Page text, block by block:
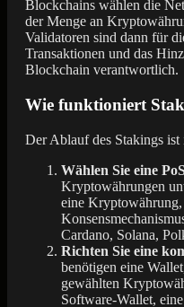
Blockchains wählen die
der Menge an
Validatoren sind dann für
Transaktionen und das
Blockchain verantwortlich.
Wie funktioniert
Der Ablauf des Stakings
Wählen Sie eine
Kryptowährungen
eine
Cardano, Solana,
Richten Sie eine
benötigen eine
gewählten
Software-Wallet,